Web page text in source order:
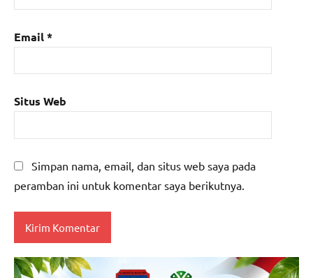
Email*
Situs Web
Simpan nama, email, dan situs web saya pada
peramban ini untuk komentar saya berikutnya.